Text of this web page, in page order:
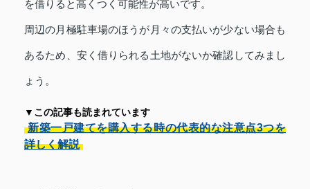
を借りると高くつく可能性が高いです。
周辺の月極駐車場のほうが月々の支払いが少ない場合も
あるため、安く借りられる土地がないか確認してみまし
ょう。
▼この記事も読まれています
新築一戸建てを購入する時の代表的な注意点3つを
詳しく解説